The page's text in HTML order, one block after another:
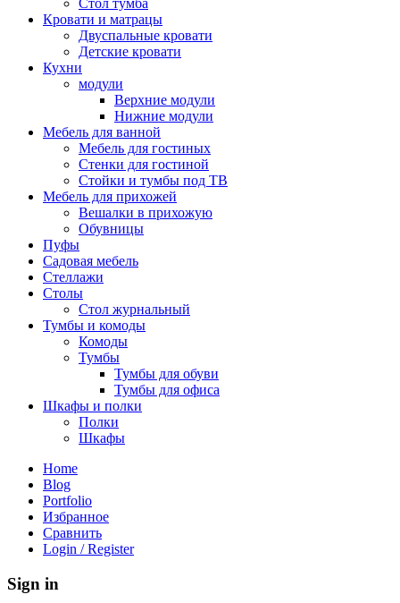
Стол тумба
Кровати и матрацы
Двуспальные кровати
Детские кровати
Кухни
модули
Верхние модули
Нижние модули
Мебель для ванной
Мебель для гостиных
Стенки для гостиной
Стойки и тумбы под ТВ
Мебель для прихожей
Вешалки в прихожую
Обувницы
Пуфы
Садовая мебель
Стеллажи
Столы
Стол журнальный
Тумбы и комоды
Комоды
Тумбы
Тумбы для обуви
Тумбы для офиса
Шкафы и полки
Полки
Шкафы
Home
Blog
Portfolio
Избранное
Сравнить
Login / Register
Sign in